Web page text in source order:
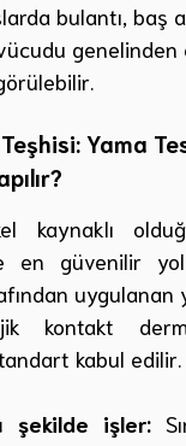
bulantı, baş
genelinden
Yama
kaynaklı
en güvenilir
uygulanan
kontakt
kabul edilir.
şekilde işler: